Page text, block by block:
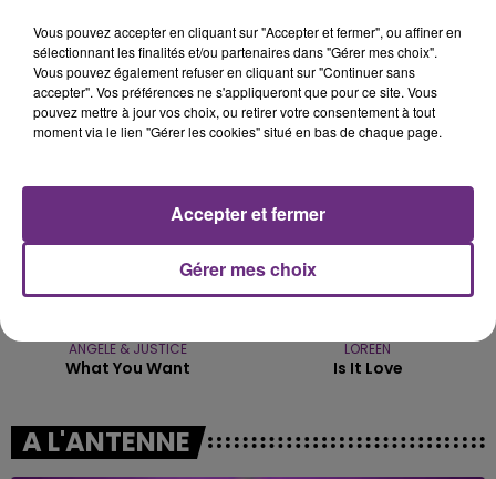
JEREMY FREROT
Frerot
KALEO
Way Down We Go
19h42
19h42
ANGELE & JUSTICE
What You Want
19h40
19h40
LOREEN
Is It Love
A L'ANTENNE
Vous pouvez accepter en cliquant sur "Accepter et fermer", ou affiner en
sélectionnant les finalités et/ou partenaires dans "Gérer mes choix".
Vous pouvez également refuser en cliquant sur "Continuer sans
accepter". Vos préférences ne s'appliqueront que pour ce site. Vous
pouvez mettre à jour vos choix, ou retirer votre consentement à tout
moment via le lien "Gérer les cookies" situé en bas de chaque page.
Gérer mes choix
Accepter et fermer